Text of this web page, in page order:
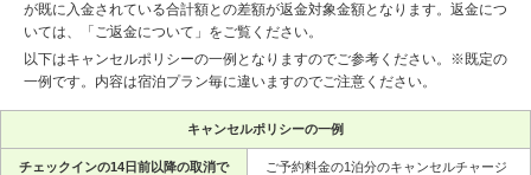
が既に入金されている合計額との差額が返金対象金額となります。返金につ
いては、「ご返金について」をご覧ください。
以下はキャンセルポリシーの一例となりますのでご参考ください。※既定の
一例です。内容は宿泊プラン毎に違いますのでご注意ください。
キャンセルポリシーの一例
チェックインの14日前以降の取消で ご予約料金の1泊分のキャンセルチャージ